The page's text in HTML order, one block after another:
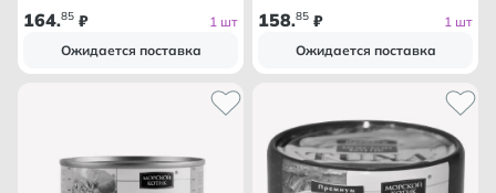
164.85 ₽
1 шт
Ожидается поставка
158.85 ₽
1 шт
Ожидается поставка